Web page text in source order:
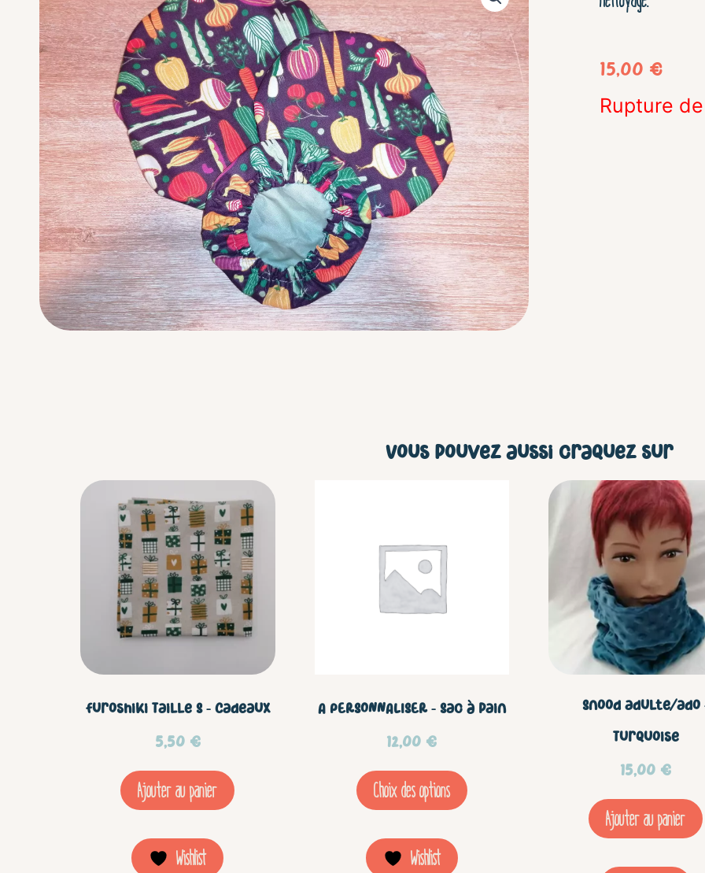
15,00 €
Rupture
Vous pouvez aussi craquez sur
Furoshiki Taille S – Cadeaux
5,50 €
Ajouter au panier
Wishlist
A PERSONNALISER – Sac à pain
12,00 €
Choix des options
peuvent
choisies
Wishlist
Snood adulte/ado
Turquoise
15,00 €
Ajouter au panier